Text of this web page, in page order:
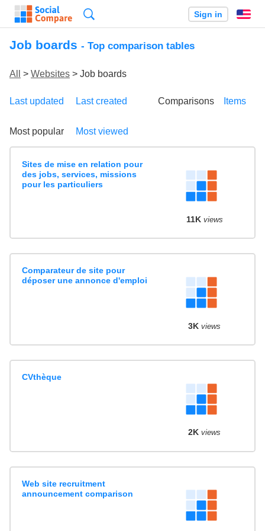
Sign in
Job boards - Top comparison tables
All > Websites > Job boards
Last updated Last created
Most popular Most viewed
Comparisons Items
Sites de mise en relation pour
des jobs, services, missions
pour les particuliers
11K views
Comparateur de site pour
déposer une annonce d'emploi
3K views
CVthèque
2K views
Web site recruitment
announcement comparison